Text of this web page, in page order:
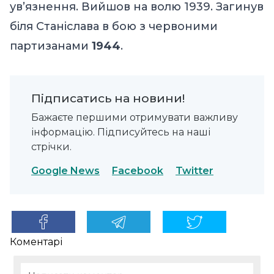
ув’язнення. Вийшов на волю 1939. Загинув
біля Станіслава в бою з червоними
партизанами 1944.
Підписатись на новини!
Бажаєте першими отримувати важливу
інформацію. Підписуйтесь на наші
стрічки.
Google News Facebook Twitter
Коментарі